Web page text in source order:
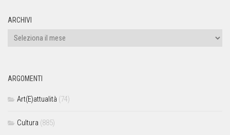
ARCHIVI
ARGOMENTI
Art(E)attualità (74)
Cultura (885)